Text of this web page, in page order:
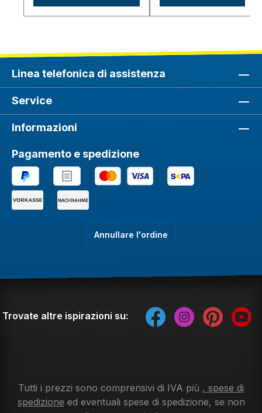
Linea telefonica di assistenza
Service
Informazioni
Pagamento e spedizione
Annullare l'ordine
Trovate altre ispirazioni su:
Tutti i prezzi sono comprensivi di IVA più , spese di
spedizione ed eventuali spese di spedizione, se non